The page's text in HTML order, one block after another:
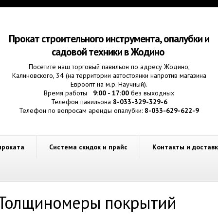
Прокат строительного инструмента, опалубки и
садовой техники в Жодино
Посетите наш торговый павильон по адресу Жодино,
Калиновского, 34 (на территории автостоянки напротив магазина
Евроопт на м.р. Научный).
Время работы
9:00 - 17:00 без выходных
Телефон павильона 8-033-329-329-6
Телефон по вопросам аренды опалубки: 8-033-629-622-9
Система скидок и прайс Контакты и
покрытий